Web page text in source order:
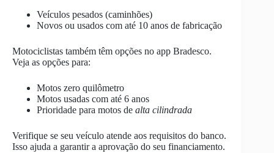
Veículos pesados (caminhões)
Novos ou usados com até 10 anos de fabricação
Motociclistas também têm opções no app Bradesco.
Veja as opções para:
Motos zero quilômetro
Motos usadas com até 6 anos
Prioridade para motos de alta cilindrada
Verifique se seu veículo atende aos requisitos do banco.
Isso ajuda a garantir a aprovação do seu financiamento.